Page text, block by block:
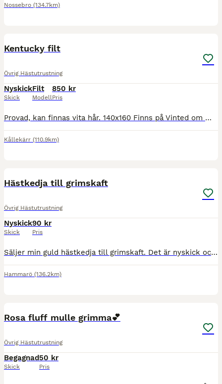
Nossebro (134.7km)
Kentucky filt
Övrig Hästutrustning
Nyskick
Skick
Filt
Modell
850 kr
Pris
Provad, kan finnas vita hår. 140x160 Finns på Vinted om man vill köpa där.
Kållekärr (110.9km)
Hästkedja till grimskaft
Övrig Hästutrustning
Nyskick
Skick
90 kr
Pris
Säljer min guld hästkedja till grimskaft. Det är nyskick och knappast använd💗Det går att köpa till ett grimskaft om man vill. Nypris på kedjan: 180kr Mitt pris: 90 Hör gärna av er om ni är intress
Hammarö (136.2km)
Rosa fluff mulle grimma💕
Övrig Hästutrustning
Begagnad
Skick
50 kr
Pris